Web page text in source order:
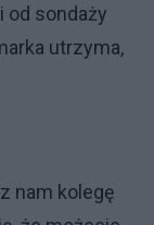
od sondaży
utrzyma,
nam kolegę